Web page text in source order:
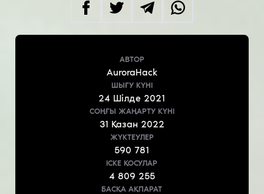
АВТОР
AuroraHack
ШЫҒУ КҮНІ
24 Шілде 2021
СОҢҒЫ ЖАҢАРТУ КҮНІ
31 Қазан 2022
ЖҮКТЕУЛЕР
590 781
ІСКЕ ҚОСУЛАР
4 809 255
БАСҚА АҚПАРАТ